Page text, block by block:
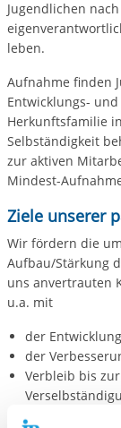
Jugendlichen
leben.
Aufnahme finden
Entwicklungs-
Herkunftsfamilie
Selbständigkeit
zur aktiven
Mindest-
Ziele unserer
Wir fördern die
Aufbau/Stärkung
uns anvertrauten
u.a. mit
der
der
Verbleib bis
der Hilfe bei